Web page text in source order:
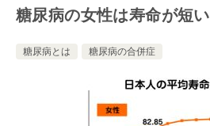
糖尿病の女性は寿命が短い
糖尿病とは 糖尿病の合併症